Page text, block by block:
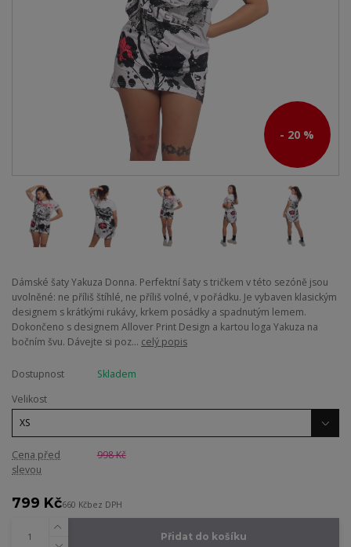
- 20 %
Dámské šaty Yakuza Donna. Perfektní šaty s tričkem v této sezóně jsou
uvolněné: ne příliš štíhlé, ne příliš volné, v pořádku. Je vybaven klasickým
designem s krátkými rukávy, krkem posádky a spadnutým lemem.
Dokončeno s designem Allover Print Design a kartou loga Yakuza na
bočním švu. Dávejte si poz... celý popis
Dostupnost
Skladem
Velikost
Cena před
slevou
998 Kč
799 Kč660 Kčbez DPH
Přidat do košíku